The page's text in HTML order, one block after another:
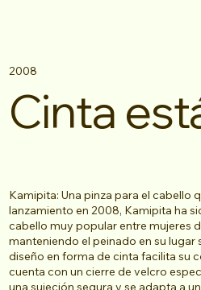
Cinta
2008
Kamipita: Una pinza para el cabello
lanzamiento en 2008, Kamipita ha
cabello muy popular entre mujeres
manteniendo el peinado en su lugar
diseño en forma de cinta facilita su
cuenta con un cierre de velcro
una sujeción segura y se adapta a